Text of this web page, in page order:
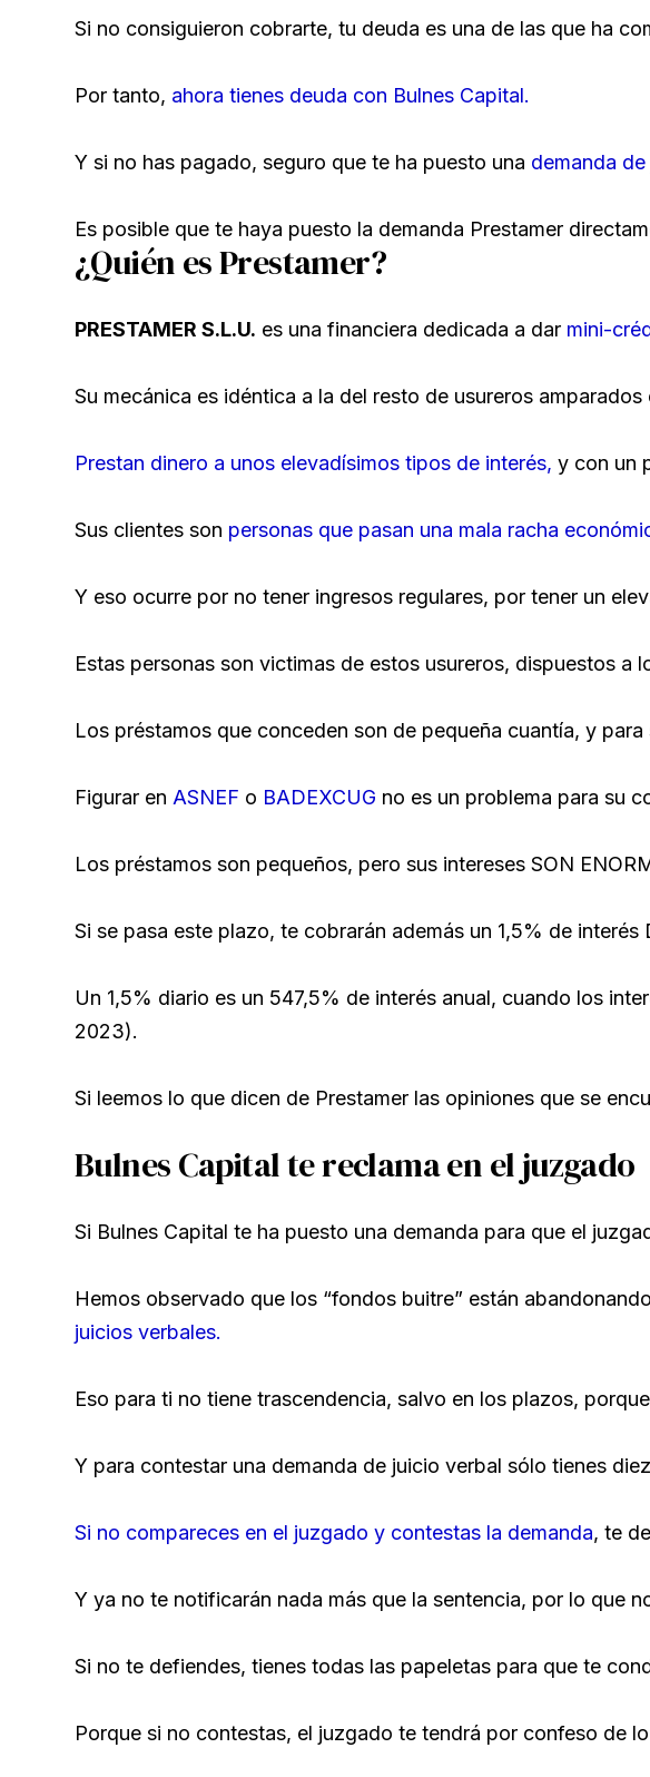
Si no consiguieron cobrarte, tu deuda es una de las que ha
Por tanto, ahora tienes deuda con Bulnes Capital.
Y si no has pagado, seguro que te ha puesto una demanda
Es posible que te haya puesto la demanda Prestamer
¿Quién es Prestamer?
PRESTAMER S.L.U. es una financiera dedicada a dar mini-
Su mecánica es idéntica a la del resto de usureros amparados
Prestan dinero a unos elevadísimos tipos de interés, y con un
Sus clientes son personas que pasan una mala racha
Y eso ocurre por no tener ingresos regulares, por tener un
Estas personas son victimas de estos usureros, dispuestos a
Los préstamos que conceden son de pequeña cuantía, y
Figurar en ASNEF o BADEXCUG no es un problema para su
Los préstamos son pequeños, pero sus intereses SON
Si se pasa este plazo, te cobrarán además un 1,5% de
Un 1,5% diario es un 547,5% de interés anual, cuando los
2023).
Si leemos lo que dicen de Prestamer las opiniones que se
Bulnes Capital te reclama en el juzgado
Si Bulnes Capital te ha puesto una demanda para que el
Hemos observado que los “fondos buitre” están
juicios verbales.
Eso para ti no tiene trascendencia, salvo en los plazos,
Y para contestar una demanda de juicio verbal sólo tienes
Si no compareces en el juzgado y contestas la demanda, te
Y ya no te notificarán nada más que la sentencia, por lo que
Si no te defiendes, tienes todas las papeletas para que te
Porque si no contestas, el juzgado te tendrá por confeso de